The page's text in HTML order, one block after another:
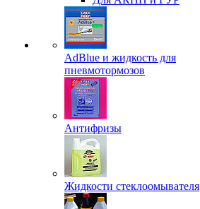
AdBlue и жидкость для
пневмотормозов
Антифризы
Жидкости стеклоомывателя